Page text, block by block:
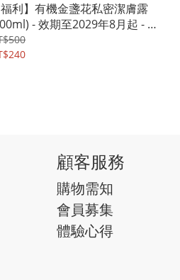
福利】有機金盞花私密潔膚露
- 效期至2029年8月起 - 義
安舒綠ANTHYLLIS
顧客服務
購物需知
會員募集
體驗心得